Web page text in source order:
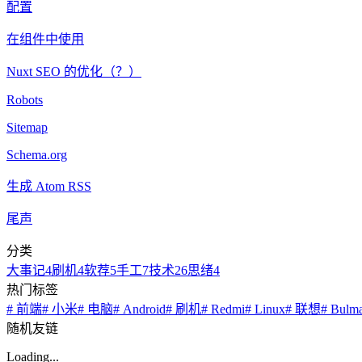
配置
在组件中使用
Nuxt SEO 的优化（？）
Robots
Sitemap
Schema.org
生成 Atom RSS
尾声
分类
大事记4刷机4软荐5手工7技术26思绪4
热门标签
# 前端# 小米# 电脑# Android# 刷机# Redmi# Linux# 联想#
随机友链
Loading...